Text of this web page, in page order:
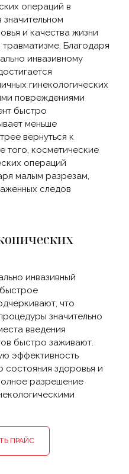
операций в
значительном
и качества жизни
Благодаря
инвазивному
гинекологических
повреждениями
быстро
меньше
вернуться к
того, косметические
операций
малым разрезам,
следов
инвазивный
что
значительно
введения
быстро заживают.
эффективность
состояния здоровья и
разрешение
ПРАЙС